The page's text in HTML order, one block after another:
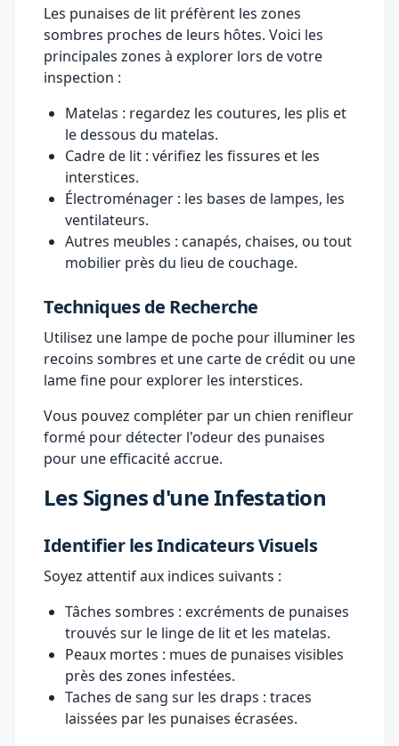
Les punaises de lit préfèrent les zones
sombres proches de leurs hôtes. Voici les
principales zones à explorer lors de votre
inspection :
Matelas : regardez les coutures, les plis et
le dessous du matelas.
Cadre de lit : vérifiez les fissures et les
interstices.
Électroménager : les bases de lampes, les
ventilateurs.
Autres meubles : canapés, chaises, ou tout
mobilier près du lieu de couchage.
Techniques de Recherche
Utilisez une lampe de poche pour illuminer les
recoins sombres et une carte de crédit ou une
lame fine pour explorer les interstices.
Vous pouvez compléter par un chien renifleur
formé pour détecter l'odeur des punaises
pour une efficacité accrue.
Les Signes d'une Infestation
Identifier les Indicateurs Visuels
Soyez attentif aux indices suivants :
Tâches sombres : excréments de punaises
trouvés sur le linge de lit et les matelas.
Peaux mortes : mues de punaises visibles
près des zones infestées.
Taches de sang sur les draps : traces
laissées par les punaises écrasées.